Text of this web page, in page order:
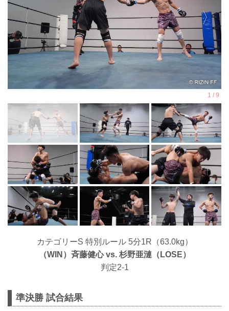
カテゴリーS 特別ルール 5分1R（63.0kg）
（WIN）⻫藤健心 vs. 杉野亜漣（LOSE）
判定2-1
準決勝 試合結果